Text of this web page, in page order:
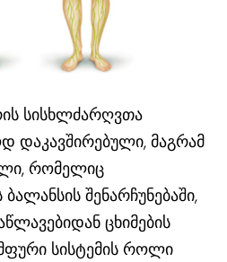
სისხლძარღვთა
დაკავშირებული, მაგრამ
რომელიც
შენარჩუნებაში,
ცხიმების
სისტემის როლი